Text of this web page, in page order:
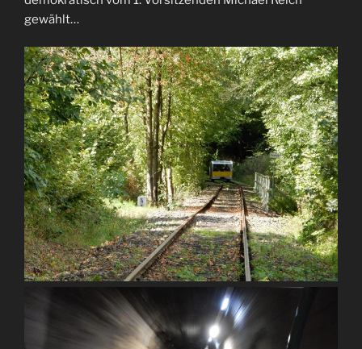
gewählt…